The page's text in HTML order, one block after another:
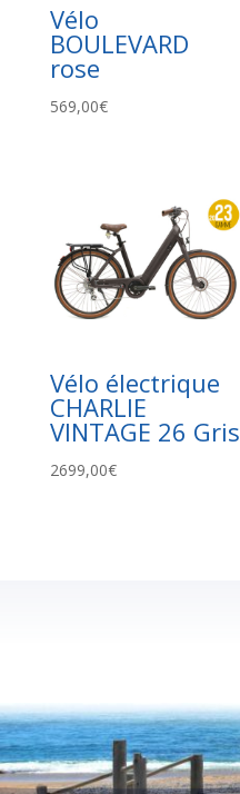
Vélo
BOULEVARD
rose
569,00€
Vélo électrique
CHARLIE
VINTAGE 26 Gris
2699,00€